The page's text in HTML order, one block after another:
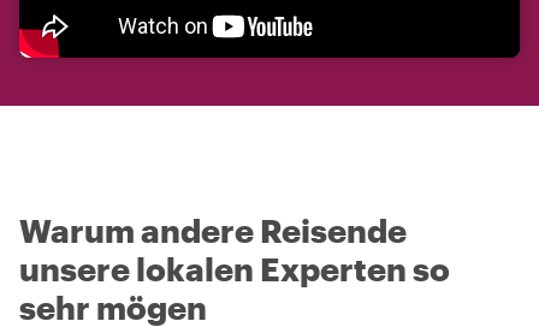
Warum andere Reisende
unsere lokalen Experten so
sehr mögen